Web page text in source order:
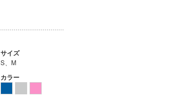
サイズ
S、M
カラー